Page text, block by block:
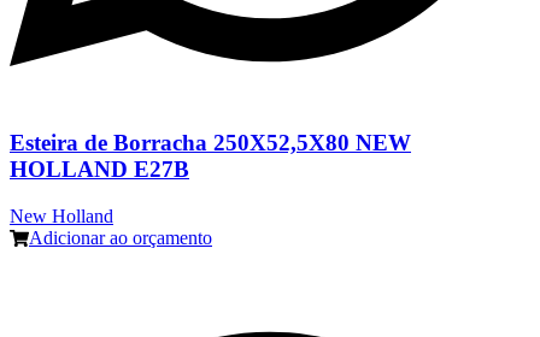
Esteira de Borracha 250X52,5X80 NEW
HOLLAND E27B
New Holland
Adicionar ao orçamento